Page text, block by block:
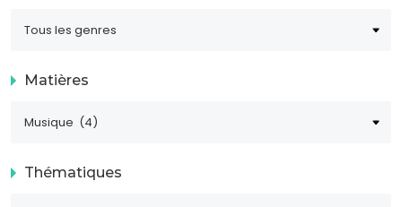
Matières
Thématiques